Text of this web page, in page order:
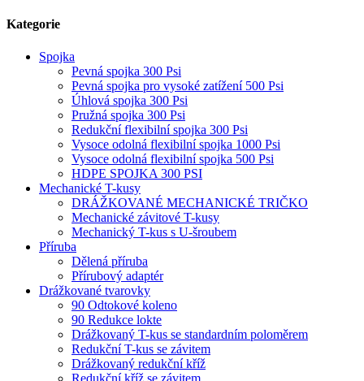
Kategorie
Spojka
Pevná spojka 300 Psi
Pevná spojka pro vysoké zatížení 500 Psi
Úhlová spojka 300 Psi
Pružná spojka 300 Psi
Redukční flexibilní spojka 300 Psi
Vysoce odolná flexibilní spojka 1000 Psi
Vysoce odolná flexibilní spojka 500 Psi
HDPE SPOJKA 300 PSI
Mechanické T-kusy
DRÁŽKOVANÉ MECHANICKÉ TRIČKO
Mechanické závitové T-kusy
Mechanický T-kus s U-šroubem
Příruba
Dělená příruba
Přírubový adaptér
Drážkované tvarovky
90 Odtokové koleno
90 Redukce lokte
Drážkovaný T-kus se standardním poloměrem
Redukční T-kus se závitem
Drážkovaný redukční kříž
Redukční kříž se závitem